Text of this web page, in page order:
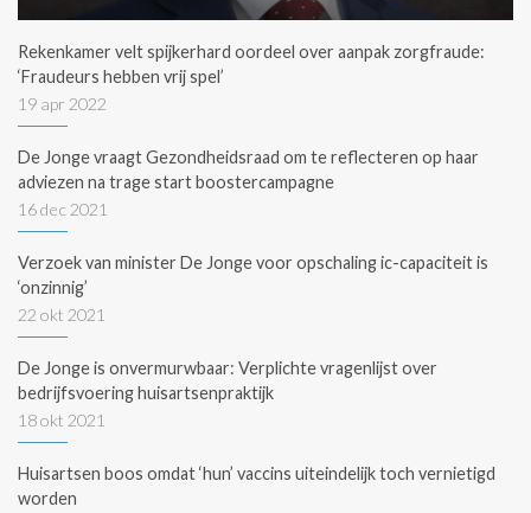
Rekenkamer velt spijkerhard oordeel over aanpak zorgfraude:
‘Fraudeurs hebben vrij spel’
19 apr 2022
De Jonge vraagt Gezondheidsraad om te reflecteren op haar
adviezen na trage start boostercampagne
16 dec 2021
Verzoek van minister De Jonge voor opschaling ic-capaciteit is
‘onzinnig’
22 okt 2021
De Jonge is onvermurwbaar: Verplichte vragenlijst over
bedrijfsvoering huisartsenpraktijk
18 okt 2021
Huisartsen boos omdat ‘hun’ vaccins uiteindelijk toch vernietigd
worden